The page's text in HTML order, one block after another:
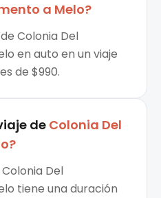
a Melo?
Colonia Del
en auto en un viaje
de $990.
de Colonia Del
?
Del
tiene una duración